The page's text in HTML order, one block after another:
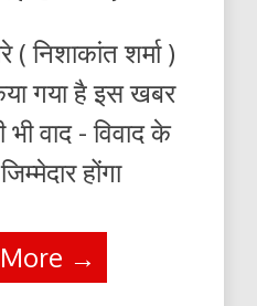
शर्मा )
गया है इस खबर
वाद - विवाद के
होंगा
→